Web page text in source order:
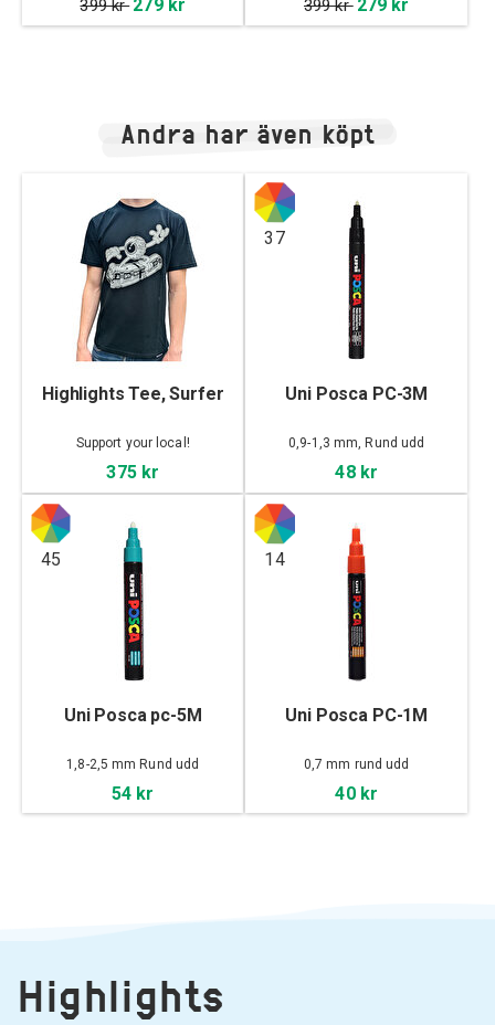
399 kr 279 kr 399 kr 279 kr
Andra har även köpt
Highlights Tee, Surfer
Support your local!
375 kr
37
Uni Posca PC-3M
0,9-1,3 mm, Rund udd
48 kr
45
Uni Posca pc-5M
1,8-2,5 mm Rund udd
54 kr
14
Uni Posca PC-1M
0,7 mm rund udd
40 kr
Highlights